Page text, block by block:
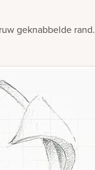
geknabbelde rand.